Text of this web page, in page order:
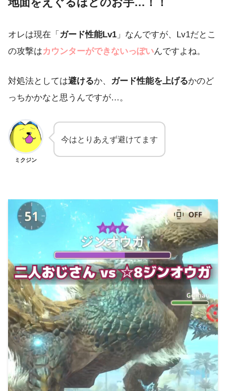
オレは現在「 ガード性能Lv1 」なんですが、Lv1だとこ
の攻撃はカウンターができないっぽいんですよね。
対処法としては避けるか、 ガード性能を上げるかのど
っちかかなと思うんですが…。
ミクジン
今はとりあえず避けてます